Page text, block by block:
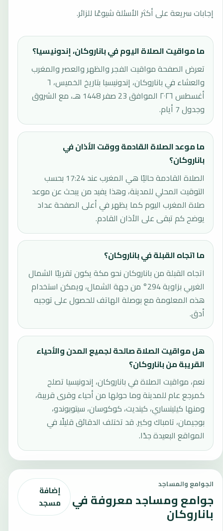
إجابات سريعة على أكثر الأسئلة شيوعًا للزائر.
ما مواقيت الصلاة اليوم في باناروكان، إندونيسيا؟
تعرض الصفحة مواقيت الفجر والظهر والعصر والمغرب
والعشاء في باناروكان، إندونيسيا بتاريخ الخميس، ٦
أغسطس ٢٠٢٦ الموافق 23 صفر 1448 هـ، مع الشروق
وجدول 7 أيام.
ما موعد الصلاة القادمة ووقت الأذان في
باناروكان؟
الصلاة القادمة حاليًا هي المغرب عند 17:24 بحسب
التوقيت المحلي للمدينة، وهذا يفيد من يبحث عن موعد
صلاة المغرب اليوم كما يظهر في أعلى الصفحة عداد
يوضح كم تبقى على الأذان القادم.
ما اتجاه القبلة في باناروكان؟
اتجاه القبلة من باناروكان نحو مكة يكون تقريبًا الشمال
الغربي بزاوية 294° من جهة الشمال، ويمكن استخدام
هذه المعلومة مع بوصلة الهاتف للحصول على توجيه
أدق.
هل مواقيت الصلاة صالحة لجميع المدن والأحياء
القريبة من باناروكان؟
نعم، مواقيت الصلاة في باناروكان، إندونيسيا تصلح
كمرجع عام للمدينة وما حولها من أحياء وقرى قريبة،
ومنها كيلينساري، كينديت، كوكوسان، سيتوبوندو،
بوجيمان، تامباك وكير. قد تختلف الدقائق قليلًا في
المواقع البعيدة جدًا.
الجوامع والمساجد
جوامع ومساجد معروفة في
باناروكان
إضافة
مسجد